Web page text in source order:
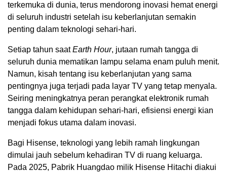
terkemuka di dunia, terus mendorong inovasi hemat energi
di seluruh industri setelah isu keberlanjutan semakin
penting dalam teknologi sehari-hari.
Setiap tahun saatEarth Hour, jutaan rumah tangga di
seluruh dunia mematikan lampu selama enam puluh menit.
Namun, kisah tentang isu keberlanjutan yang sama
pentingnya juga terjadi pada layar TV yang tetap menyala.
Seiring meningkatnya peran perangkat elektronik rumah
tangga dalam kehidupan sehari-hari, efisiensi energi kian
menjadi fokus utama dalam inovasi.
Bagi Hisense, teknologi yang lebih ramah lingkungan
dimulai jauh sebelum kehadiran TV di ruang keluarga.
Pada 2025, Pabrik Huangdao milik Hisense Hitachi diakui